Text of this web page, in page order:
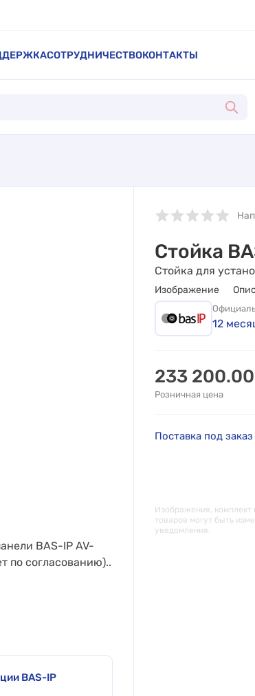
СОТРУДНИЧЕСТВОКОНТАКТЫ
Стойка
Стойка для
Изображение
12
233 200.00
Розничная цена
Поставка под заказ
Изображения, комплект
товаров могут быть
уведомления.
BAS-IP AV-
по согласованию)..
BAS-IP